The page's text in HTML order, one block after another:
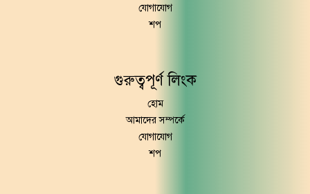
যোগাযোগ
শপ
গুরুত্বপূর্ণ লিংক
হোম
আমাদের সম্পর্কে
যোগাযোগ
শপ